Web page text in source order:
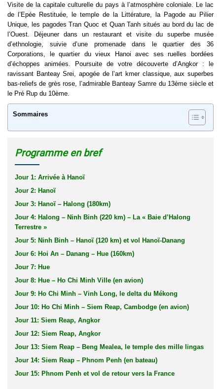
Visite de la capitale culturelle du pays à l’atmosphère coloniale. Le lac
de l’Epée Restituée, le temple de la Littérature, la Pagode au Pilier
Unique, les pagodes Tran Quoc et Quan Tanh situés au bord du lac de
l’Ouest. Déjeuner dans un restaurant et visite du superbe musée
d’ethnologie, suivie d’une promenade dans le quartier des 36
Corporations, le quartier du vieux Hanoi avec ses ruelles bordées
d’échoppes animées. Poursuite de votre découverte d’Angkor : le
ravissant Banteay Srei, apogée de l’art kmer classique, aux superbes
bas-reliefs de grès rose, l’admirable Banteay Samre du 13ème siècle et
le Pré Rup du 10ème.
Sommaires
Programme en bref
Jour 1: Arrivée à Hanoï
Jour 2: Hanoï
Jour 3: Hanoï – Halong (180km)
Jour 4: Halong – Ninh Binh (220 km) – La « Baie d’Halong
Terrestre »
Jour 5: Ninh Binh – Hanoï (120 km) et vol Hanoï-Danang
Jour 6: Hoi An – Danang – Hue (160km)
Jour 7: Hue
Jour 8: Hue – Ho Chi Minh Ville (en avion)
Jour 9: Ho Chi Minh – Vinh Long, le delta du Mékong
Jour 10: Ho Chi Minh – Siem Reap, Cambodge (en avion)
Jour 11: Siem Reap, Angkor
Jour 12: Siem Reap, Angkor
Jour 13: Siem Reap – Beng Mealea, le temple des mille lingas
Jour 14: Siem Reap – Phnom Penh (en bateau)
Jour 15: Phnom Penh et vol de retour vers la France